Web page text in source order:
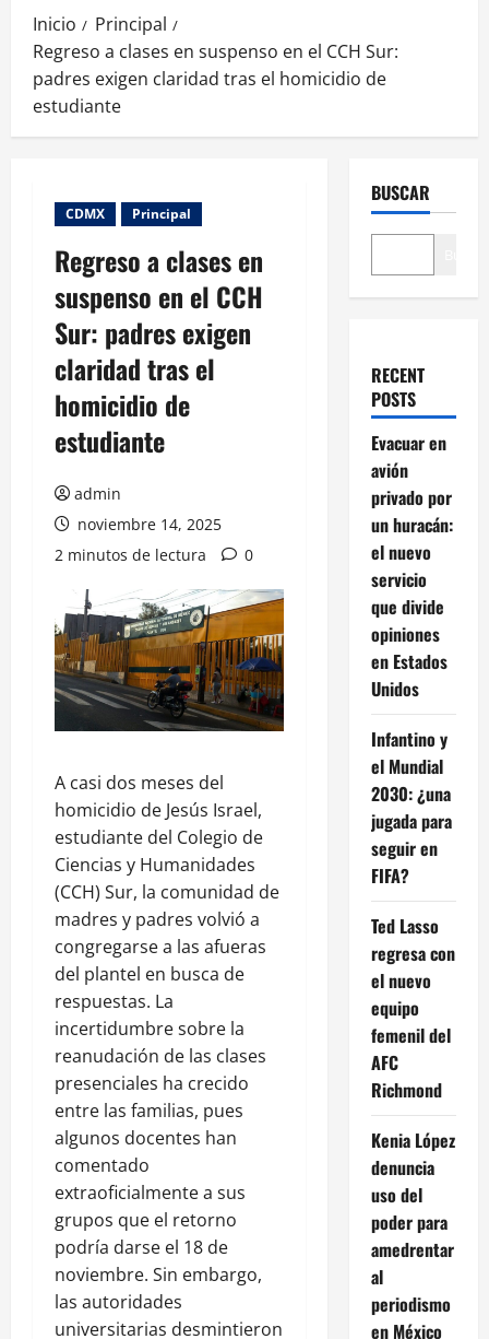
Inicio
Principal
Regreso a clases en suspenso en el CCH Sur:
padres exigen claridad tras el homicidio de
estudiante
CDMX Principal
Regreso a clases en
suspenso en el CCH
Sur: padres exigen
claridad tras el
homicidio de
estudiante
admin
noviembre 14, 2025
2 minutos de lectura
0
A casi dos meses del
homicidio de Jesús Israel,
estudiante del Colegio de
Ciencias y Humanidades
(CCH) Sur, la comunidad de
madres y padres volvió a
congregarse a las afueras
del plantel en busca de
respuestas. La
incertidumbre sobre la
reanudación de las clases
presenciales ha crecido
entre las familias, pues
algunos docentes han
comentado
extraoficialmente a sus
grupos que el retorno
podría darse el 18 de
noviembre. Sin embargo,
las autoridades
universitarias desmintieron
BUSCAR
RECENT
POSTS
Evacuar en
avión
privado por
un huracán:
el nuevo
servicio
que divide
opiniones
en Estados
Unidos
Infantino y
el Mundial
2030: ¿una
jugada para
seguir en
FIFA?
Ted Lasso
regresa con
el nuevo
equipo
femenil del
AFC
Richmond
Kenia López
denuncia
uso del
poder para
amedrentar
al
periodismo
en México